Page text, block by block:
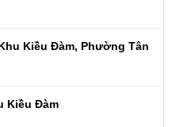
Kiều Đàm, Phường Tân
Kiều Đàm